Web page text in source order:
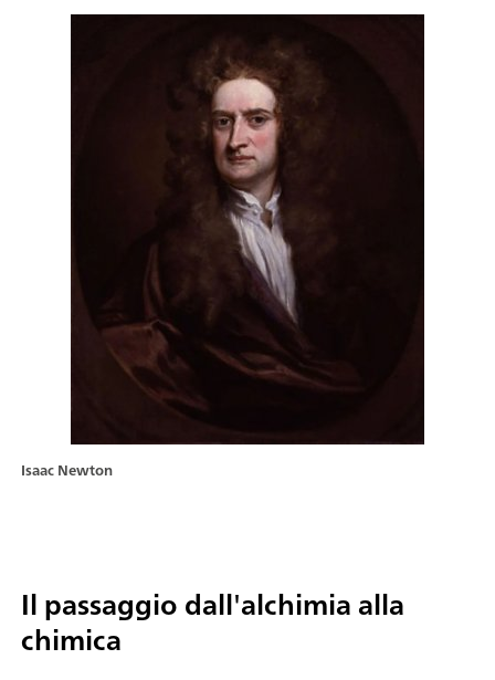
Isaac Newton
Il passaggio dall'alchimia alla
chimica